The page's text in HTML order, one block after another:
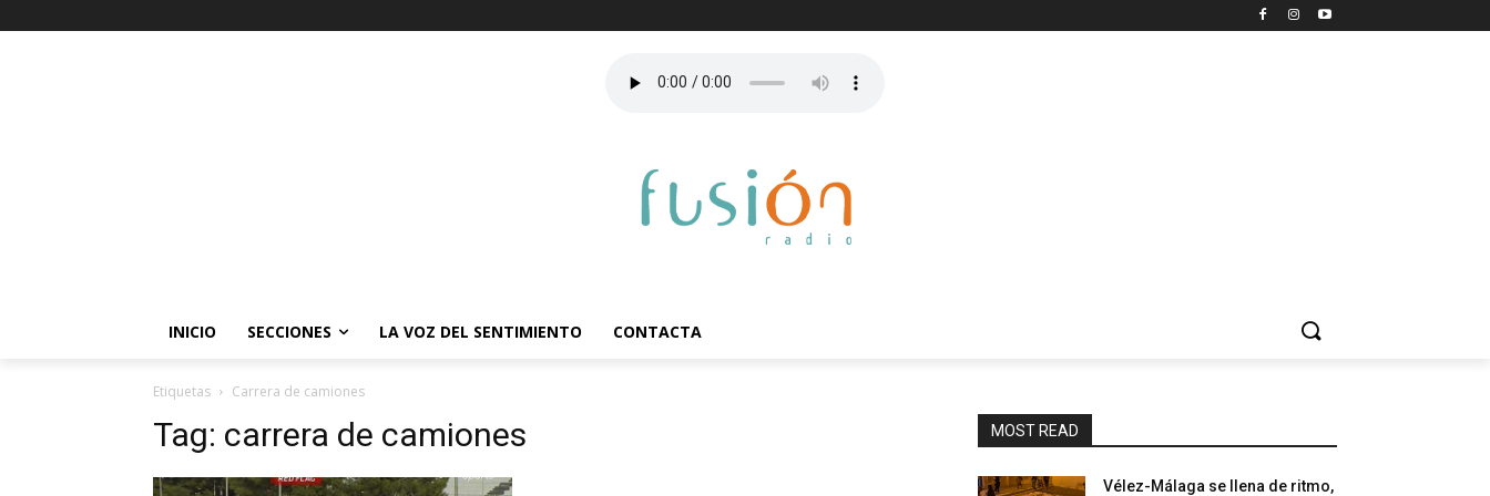
INICIO SECCIONES LA VOZ DEL SENTIMIENTO CONTACTA
Etiquetas Carrera de camiones
Tag: carrera de camiones MOST READ
Vélez-Málaga se llena de ritmo,